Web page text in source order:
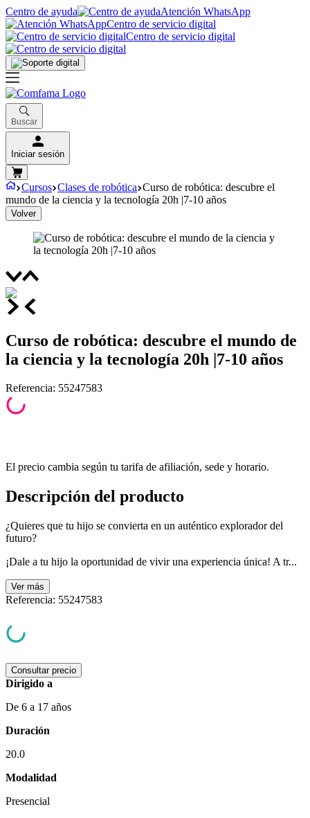
Centro de ayuda
Atención WhatsApp
Centro de servicio digital
Centro de servicio digital
Buscar
Iniciar sesión
Cursos Clases de robótica Curso de robótica: descubre el
mundo de la ciencia y la tecnología 20h |7-10 años
Volver
Curso de robótica: descubre el mundo de
la ciencia y la tecnología 20h |7-10 años
Referencia: 55247583
El precio cambia según tu tarifa de afiliación, sede y horario.
Descripción del producto
¿Quieres que tu hijo se convierta en un auténtico explorador del
futuro?
¡Dale a tu hijo la oportunidad de vivir una experiencia única! A tr...
Ver más
Referencia: 55247583
Consultar precio
Dirigido a
De 6 a 17 años
Duración
20.0
Modalidad
Presencial